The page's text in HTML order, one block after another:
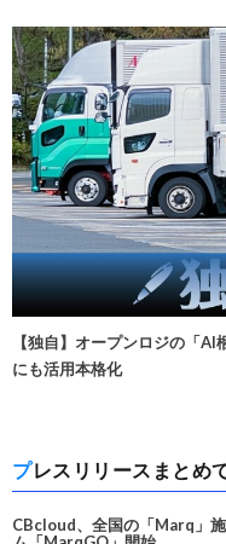
【独自】オープンロジの「
にも活用本格化
プレスリリースまとめ
CBcloud、全国の「Marq」